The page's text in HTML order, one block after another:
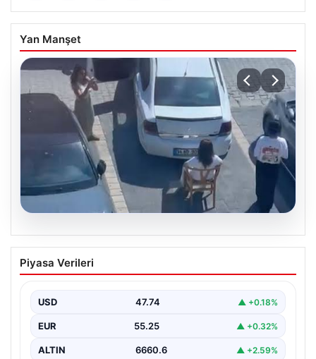
Yan Manşet
05.08.2026
Yalova’da Kafenin Önünde Park İhlali
Komik ve Gergin Anlara Sahne Oldu
Mahallesi Ufuk Sokak'ta bulunan bir kafede çalışan…
Piyasa Verileri
USD 47.74 ▲ +0.18%
EUR 55.25 ▲ +0.32%
ALTIN 6660.6 ▲ +2.59%